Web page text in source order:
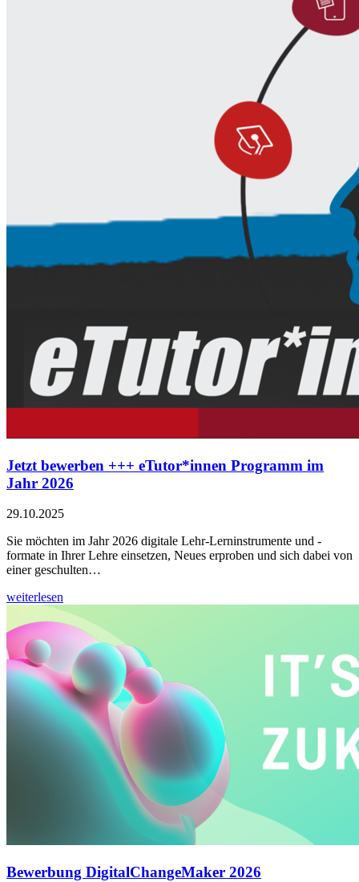
Jetzt bewerben +++ eTutor*innen Programm im
Jahr 2026
29.10.2025
Sie möchten im Jahr 2026 digitale Lehr-Lerninstrumente und -
formate in Ihrer Lehre einsetzen, Neues erproben und sich dabei von
einer geschulten…
weiterlesen
Bewerbung DigitalChangeMaker 2026